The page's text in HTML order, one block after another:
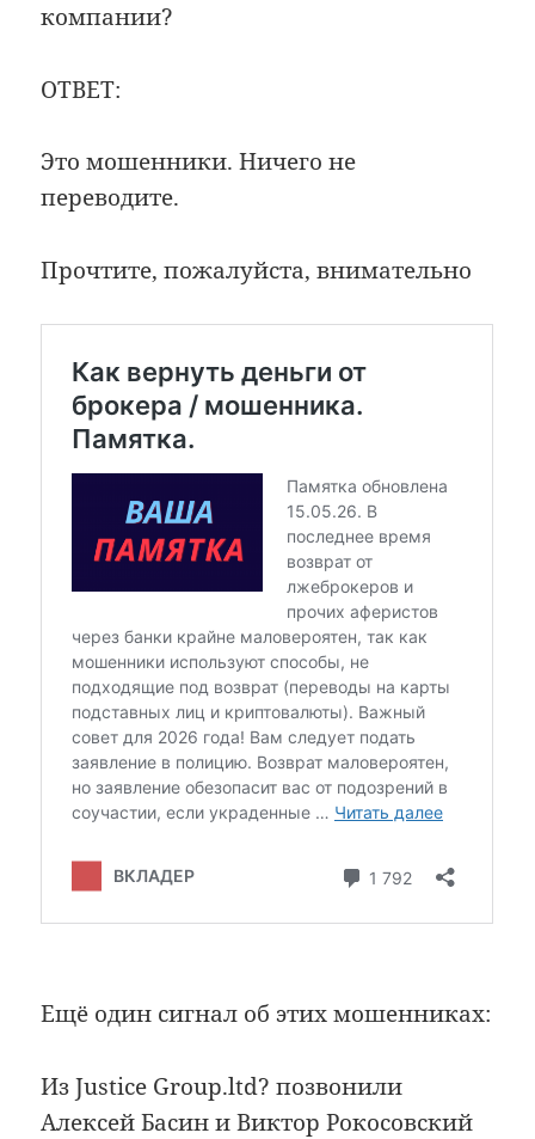
компании?
ОТВЕТ:
Это мошенники. Ничего не
переводите.
Прочтите, пожалуйста, внимательно
Ещё один сигнал об этих мошенниках:
Из Justice Group.ltd? позвонили
Алексей Басин и Виктор Рокосовский